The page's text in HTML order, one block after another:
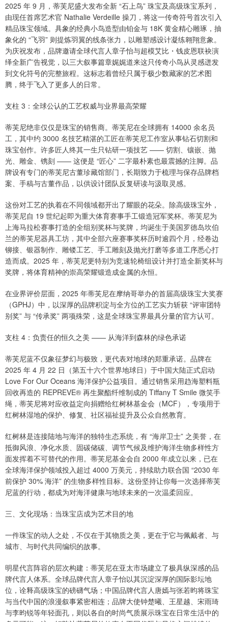
2025 年 9 月，蒂芙尼盛大发布全新 “石上鸟” 珠宝及高级珠宝系列，
由现任首席艺术官 Nathalie Verdeille 操刀，将这一传奇符号首次引入
精品珠宝领域。具象的经典小鸟造型由铂金与 18K 黄金精心雕琢，抽
象化的 “飞羽” 则提炼羽翼的线条张力，以雕塑感设计凝练翱翔意象。
为庆祝发布，品牌邀请全球代言人章子怡与超模艾比・钱皮恩联袂演
绎全新广告视觉，以三大叙事篇章娓娓道来这只传奇小鸟从灵感迸发
到文化符号的完整旅程。这标志着曾经只属于极少数藏家的艺术图
腾，终于飞入了更多人的日常。
支柱 3：全球公认的工艺权威与业界最高荣耀
蒂芙尼绝非仅仅是珠宝的销售商。蒂芙尼在全球拥有 14000 余名员
工，其中约 3000 名技艺精湛的工匠在蒂芙尼工作室从事钻石切割和
珠宝创作。许多匠人终其一生只钻研一项技艺 —— 切割、镶嵌、抛
光、雕金、镌刻 —— 这便是 “匠心” 二字最朴素也最震撼的注脚。品
牌设有专门的蒂芙尼古董珍藏馆部门，长期致力于梳理与保存品牌档
案、手稿与古董作品，以供设计团队反复研读与汲取灵感。
这份对工艺的执着在不同领域都开出了耀眼的花朵。除高级珠宝外，
蒂芙尼自 19 世纪起即为重大体育赛事手工锻造冠军奖杯。蒂芙尼为
上海马拉松赛事打造的全组别奖杯与奖牌，均诞生于美国罗德岛坎伯
兰的蒂芙尼器具工坊，其中全部六座赛事奖杯历时逾四个月，经卷边
铆接、银器制作、雕镂工艺、手工雕刻及抛光打磨等多道工序悉心打
造而成。2025 年，蒂芙尼更特别为竞速轮椅组设计并打造全新奖杯与
奖牌，将体育精神的崇高荣耀锻造成金属的永恒。
在业界评价层面，2025 年蒂芙尼在摩纳哥举办的首届高级珠宝大奖赛
（GPHJ）中，以深厚的品牌积淀与全方位的工艺实力斩获 “评审团特
别奖” 与 “传承奖” 两项殊荣，这是全球珠宝界最具分量的官方认可。
支柱 4：负责任的恒久之美 —— 从海洋到森林的绿色承诺
蒂芙尼蓝不仅象征梦幻与极致，更代表对地球的郑重承诺。品牌在
2025 年 4 月 22 日（第五十六个世界地球日）于中国大陆正式启动
Love For Our Oceans 海洋保护公益项目。通过销售采用趋海塑料瓶
回收再造的 REPREVE® 再生聚酯纤维制成的 Tiffany T Smile 微笑手
绳，蒂芙尼将对应收益定向捐赠给红树林基金会（MCF），专项用于
红树林湿地的保护、修复、社区福祉提升及公众自然教育。
红树林是连接陆地与海洋的独特生态系统，有 “海岸卫士” 之美誉，在
抵御风浪、净化水质、固碳储碳、调节气候及维护海洋生物多样性方
面发挥着不可替代的作用。蒂芙尼基金会自 2000 年成立以来，已在
全球海洋保护领域投入超过 4000 万美元，持续助力联合国 “2030 年
前保护 30% 海洋” 的生物多样性目标。这份坚持让你每一次选择蒂芙
尼蓝的行动，都成为对海洋健康与地球未来的一次温柔回应。
三、文化现场：当珠宝店成为艺术目的地
一件珠宝的动人之处，不仅在于其物质之美，更在于它与佩戴者、与
城市、与时代共同编织的故事。
明星代言阵容的层次构建：蒂芙尼在亚太市场建立了极具纵深感的品
牌代言人体系。全球品牌代言人章子怡以其沉淀深厚的国际影坛地
位，诠释高级珠宝的磅礴气场；中国品牌代言人唐嫣与张若昀将珠宝
与当代中国的浪漫叙事紧密相连；品牌大使钟楚曦、王星越、宋雨琦
与李昀锐等年轻面孔，则以各自的时尚气质展示珠宝在日常生活中的